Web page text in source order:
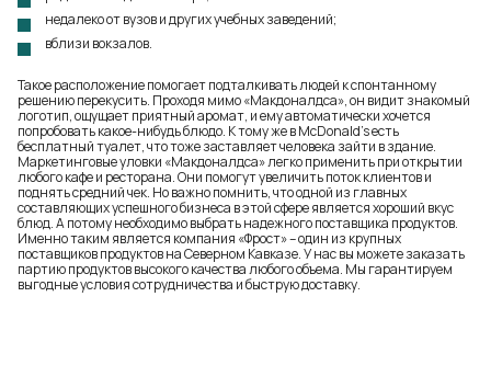
недалеко от вузов и других учебных заведений;
вблизи вокзалов.
Такое расположение помогает подталкивать людей к спонтанному
решению перекусить. Проходя мимо «Макдоналдса», он видит знакомый
логотип, ощущает приятный аромат, и ему автоматически хочется
попробовать какое-нибудь блюдо. К тому же в McDonald’s есть
бесплатный туалет, что тоже заставляет человека зайти в здание.
Маркетинговые уловки «Макдоналдса» легко применить при открытии
любого кафе и ресторана. Они помогут увеличить поток клиентов и
поднять средний чек. Но важно помнить, что одной из главных
составляющих успешного бизнеса в этой сфере является хороший вкус
блюд. А потому необходимо выбрать надежного поставщика продуктов.
Именно таким является компания «Фрост» – один из крупных
поставщиков продуктовна Северном Кавказе. У нас вы можете заказать
партию продуктов высокого качества любого объема. Мы гарантируем
выгодные условия сотрудничества и быструю доставку.